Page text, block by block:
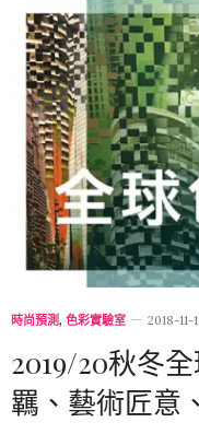
時尚預測, 色彩實驗室 2018-11-
2019/20秋冬
羈、藝術匠意